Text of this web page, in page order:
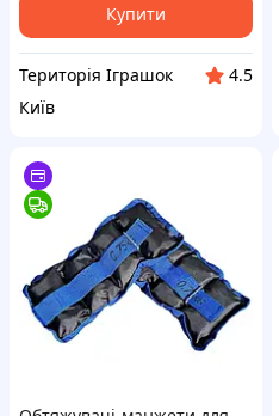
Купити
Територія Іграшок
4.5
Київ